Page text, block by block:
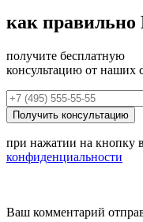
как правильно
получите бесплатную
консультацию от наших
при нажатии на кнопку
конфиденциальности
Ваш комментарий